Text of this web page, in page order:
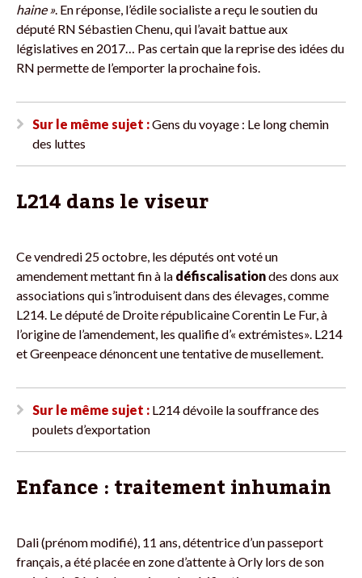
haine ». En réponse, l’édile socialiste a reçu le soutien du
député RN Sébastien Chenu, qui l’avait battue aux
législatives en 2017… Pas certain que la reprise des idées du
RN permette de l’emporter la prochaine fois.
Sur le même sujet :Gens du voyage : Le long chemin
des luttes
L214 dans le viseur
Ce vendredi 25 octobre, les députés ont voté un
amendement mettant fin à la défiscalisationdes dons aux
associations qui s’introduisent dans des élevages, comme
L214. Le député de Droite républicaine Corentin Le Fur, à
l’origine de l’amendement, les qualifie d’« extrémistes». L214
et Greenpeace dénoncent une tentative de musellement.
Sur le même sujet : L214 dévoile la souffrance des
poulets d’exportation
Enfance : traitement inhumain
Dali (prénom modifié), 11 ans, détentrice d’un passeport
français, a été placée en zone d’attente à Orly lors de son